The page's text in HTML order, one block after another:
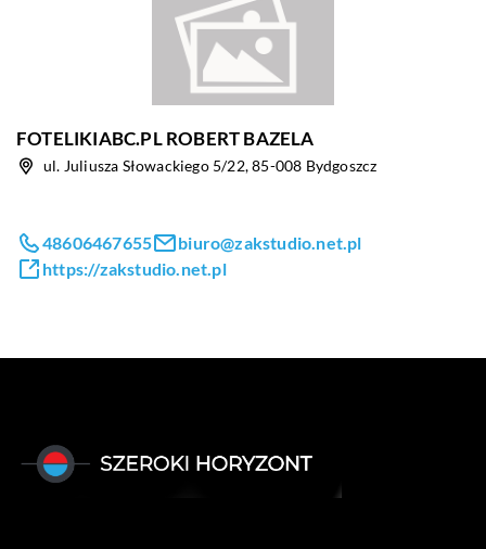
FOTELIKIABC.PL ROBERT BAZELA
ul. Juliusza Słowackiego 5/22, 85-008 Bydgoszcz
48606467655
biuro@zakstudio.net.pl
https://zakstudio.net.pl